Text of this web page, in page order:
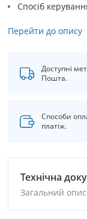
Спосіб
Перейти до опису
Доступні
Пошта.
Способи
платіж.
Технічна
Загальний опис